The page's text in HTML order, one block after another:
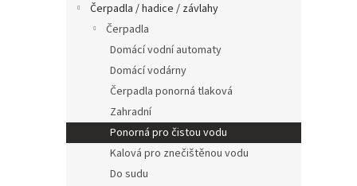
Čerpadla / hadice / závlahy
Čerpadla
Domácí vodní automaty
Domácí vodárny
Čerpadla ponorná tlaková
Zahradní
Ponorná pro čistou vodu
Kalová pro znečištěnou vodu
Do sudu